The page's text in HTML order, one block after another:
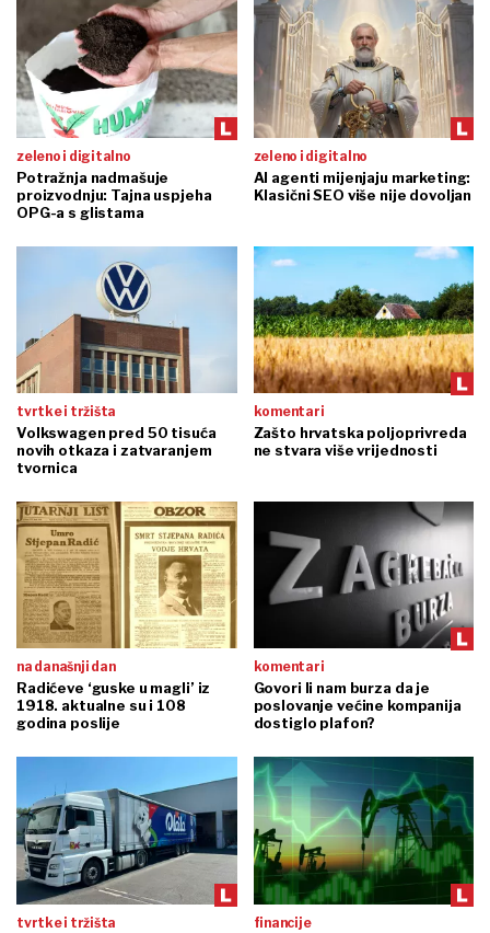
zeleno i digitalno
Potražnja nadmašuje
proizvodnju: Tajna uspjeha
OPG-a s glistama
zeleno i digitalno
AI agenti mijenjaju marketing:
Klasični SEO više nije dovoljan
tvrtke i tržišta
Volkswagen pred 50 tisuća
novih otkaza i zatvaranjem
tvornica
komentari
Zašto hrvatska poljoprivreda
ne stvara više vrijednosti
na današnji dan
Radićeve ‘guske u magli’ iz
1918. aktualne su i 108
godina poslije
komentari
Govori li nam burza da je
poslovanje većine kompanija
dostiglo plafon?
tvrtke i tržišta financije